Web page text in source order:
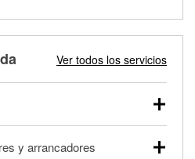
Ver todos los servicios
comerciales y
y arrancadores